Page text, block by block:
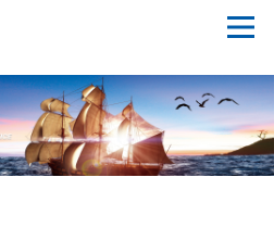
（中国）